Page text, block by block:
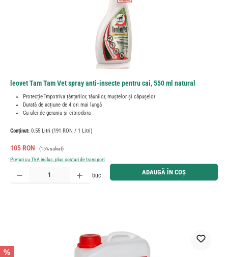
leovet Tam Tam Vet spray anti-insecte pentru cai, 550 ml natural
Protecție împotriva țânțarilor, tăunilor, muștelor și căpușelor
Durată de acțiune de 4 ori mai lungă
Cu ulei de geraniu și citriodora
Conținut: 0.55 Litri (191 RON / 1 Litri)
Preț de vânzare:
105 RON Preț obișnuit:
(15% salvat)
Prețuri cu TVA inclus, plus costuri de transport
Cantitate produs: Introduceți cantitatea dorită sau utilizați butoanele pentru a mări sau micșora
buc. ADAUGĂ ÎN COȘ
%